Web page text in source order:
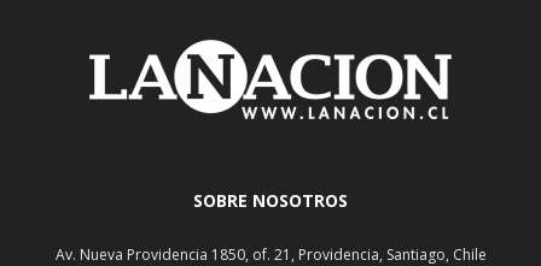
SOBRE NOSOTROS
Av. Nueva Providencia 1850, of. 21, Providencia, Santiago, Chile